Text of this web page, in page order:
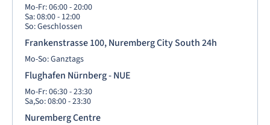
Mo-Fr: 06:00 - 20:00
Sa: 08:00 - 12:00
So: Geschlossen
Frankenstrasse 100, Nuremberg City South 24h
Mo-So: Ganztags
Flughafen Nürnberg - NUE
Mo-Fr: 06:30 - 23:30
Sa,So: 08:00 - 23:30
Nuremberg Centre